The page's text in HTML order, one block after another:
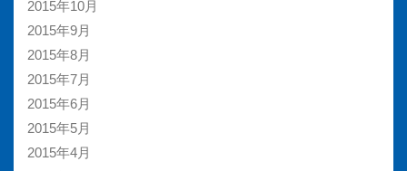
2015年10月
2015年9月
2015年8月
2015年7月
2015年6月
2015年5月
2015年4月